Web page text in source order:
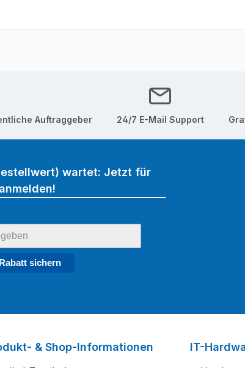
Auftraggeber 24/7 E-Mail Support
wartet: Jetzt für
sichern
& Shop-Informationen IT-